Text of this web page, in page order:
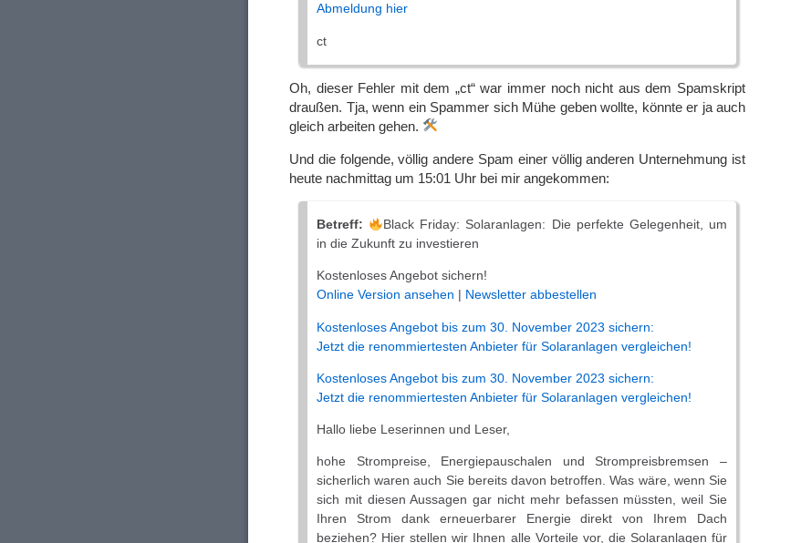
Abmeldung hier
ct
Oh, dieser Fehler mit dem „ct“ war immer noch nicht aus dem Spamskript
draußen. Tja, wenn ein Spammer sich Mühe geben wollte, könnte er ja auch
gleich arbeiten gehen.
Und die folgende, völlig andere Spam einer völlig anderen Unternehmung ist
heute nachmittag um 15:01 Uhr bei mir angekommen:
Betreff:
Black Friday: Solaranlagen: Die perfekte Gelegenheit, um
in die Zukunft zu investieren
Kostenloses Angebot sichern!
Online Version ansehen | Newsletter abbestellen
Kostenloses Angebot bis zum 30. November 2023 sichern:
Jetzt die renommiertesten Anbieter für Solaranlagen vergleichen!
Kostenloses Angebot bis zum 30. November 2023 sichern:
Jetzt die renommiertesten Anbieter für Solaranlagen vergleichen!
Hallo liebe Leserinnen und Leser,
hohe Strompreise, Energiepauschalen und Strompreisbremsen –
sicherlich waren auch Sie bereits davon betroffen. Was wäre, wenn Sie
sich mit diesen Aussagen gar nicht mehr befassen müssten, weil Sie
Ihren Strom dank erneuerbarer Energie direkt von Ihrem Dach
beziehen? Hier stellen wir Ihnen alle Vorteile vor, die Solaranlagen für